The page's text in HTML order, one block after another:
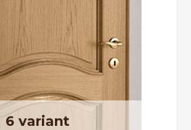
6 variant